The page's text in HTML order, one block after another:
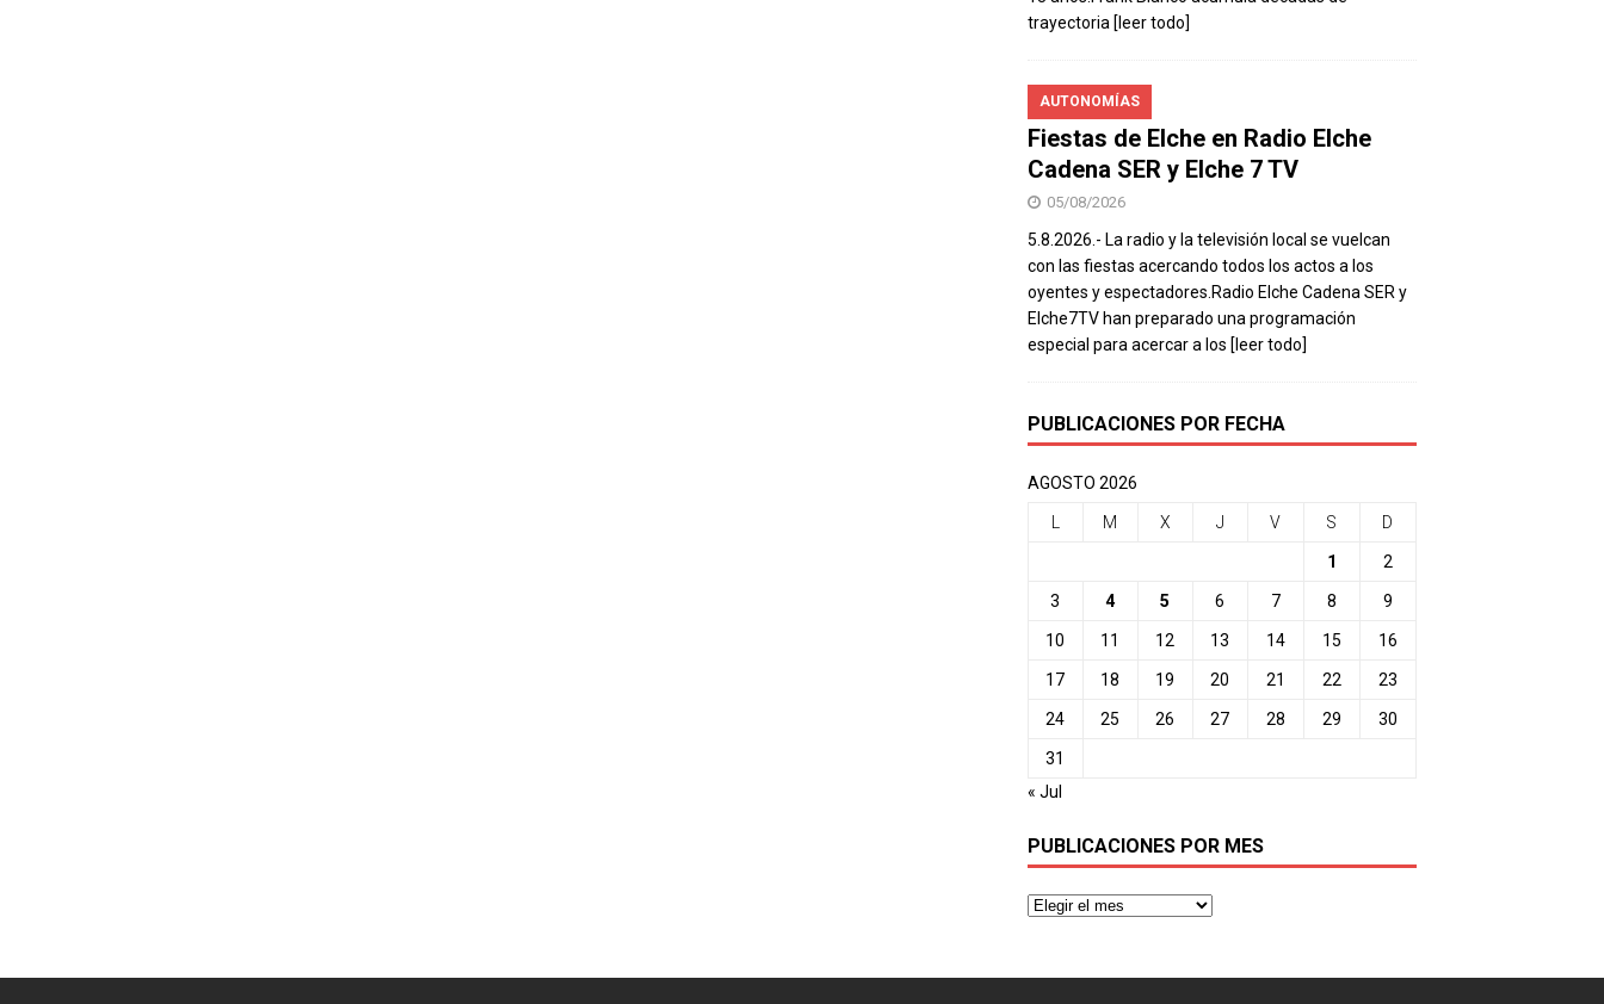
trayectoria [leer todo]
AUTONOMÍAS
Fiestas de Elche en Radio Elche
Cadena SER y Elche 7 TV
05/08/2026
5.8.2026.- La radio y la televisión local se vuelcan
con las fiestas acercando todos los actos a los
oyentes y espectadores.Radio Elche Cadena SER y
Elche7TV han preparado una programación
especial para acercar a los [leer todo]
PUBLICACIONES POR FECHA
AGOSTO 2026
L M X J V S D
1 2
3 4 5 6 7 8 9
10 11 12 13 14 15 16
17 18 19 20 21 22 23
24 25 26 27 28 29 30
31
« Jul
PUBLICACIONES POR MES